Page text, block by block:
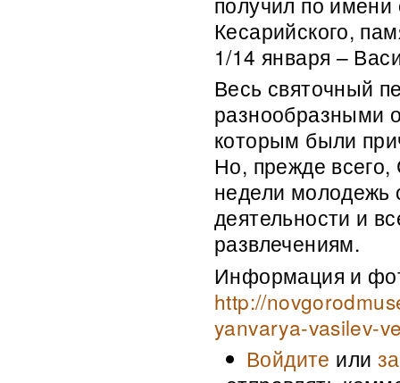
Кесарийского,
1/14 января –
Весь святочный
разнообразными
которым были
Но, прежде
недели молодежь
деятельности и
развлечениям.
Информация и
http://
yanvarya-vasilev-
Войдите или